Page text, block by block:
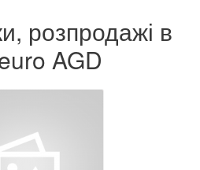
розпродажі в
AGD